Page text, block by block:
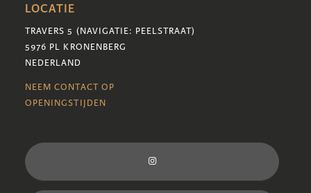
LOCATIE
TRAVERS 5 (NAVIGATIE: PEELSTRAAT)
5976 PL KRONENBERG
NEDERLAND
NEEM CONTACT OP
OPENINGSTIJDEN